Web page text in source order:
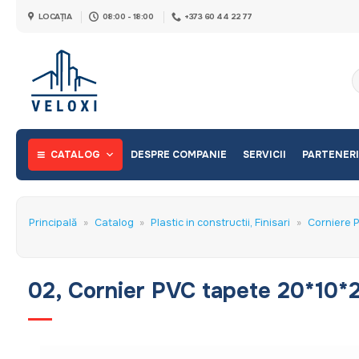
LOCAȚIA 08:00 - 18:00 +373 60 44 22 77
CATALOG DESPRE COMPANIE SERVICII PARTENERI
Principală » Catalog » Plastic in constructii, Finisari » Corniere
02, Cornier PVC tapete